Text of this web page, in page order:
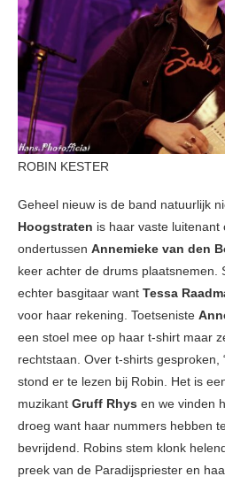
ROBIN KESTER
Geheel nieuw is de band natuurlijk
Hoogstraten is haar vaste luitenant
ondertussen Annemieke van den
keer achter de drums plaatsnemen.
echter basgitaar want Tessa
voor haar rekening. Toetseniste
een stoel mee op haar t-shirt maar
rechtstaan. Over t-shirts gesproken,
stond er te lezen bij Robin. Het is
muzikant Gruff Rhys en we vinden
droeg want haar nummers hebben
bevrijdend. Robins stem klonk
preek van de Paradijspriester en